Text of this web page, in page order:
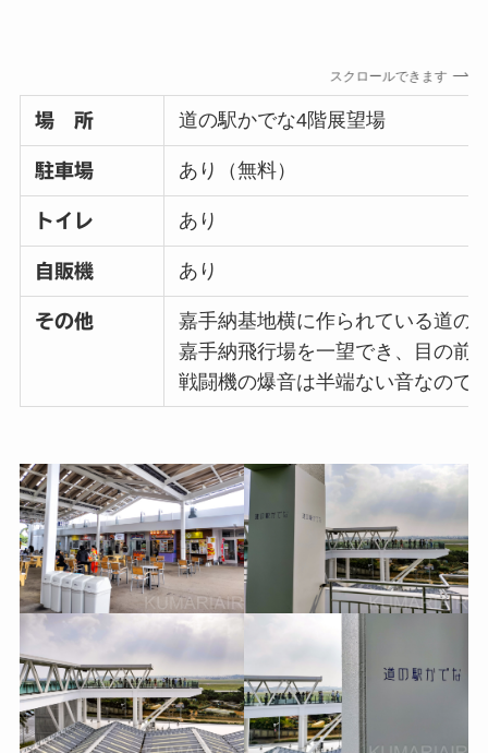
スクロールできます
場 所 道の駅かでな4階展望場
駐車場 あり（無料）
トイレ あり
自販機 あり
その他
嘉手納基地横に作られている道の
嘉手納飛行場を一望でき、目の前
戦闘機の爆音は半端ない音なので